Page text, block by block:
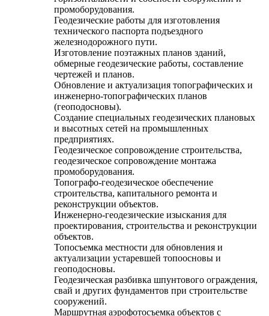
промоборудования.
Геодезические работы для изготовления
технического паспорта подъездного
железнодорожного пути.
Изготовление поэтажных планов зданий,
обмерные геодезические работы, составление
чертежей и планов.
Обновление и актуализация топографических и
инженерно-топографических планов
(геоподосновы).
Создание специальных геодезических плановых
и высотных сетей на промышленных
предприятиях.
Геодезическое сопровождение строительства,
геодезическое сопровождение монтажа
промоборудования.
Топографо-геодезическое обеспечение
строительства, капитального ремонта и
реконструкции объектов.
Инженерно-геодезические изыскания для
проектирования, строительства и реконструкции
объектов.
Топосъемка местности для обновления и
актуализации устаревшей топоосновы и
геоподосновы.
Геодезическая разбивка шпунтового ограждения,
свай и других фундаментов при строительстве
сооружений.
Маршрутная аэрофотосъемка объектов с